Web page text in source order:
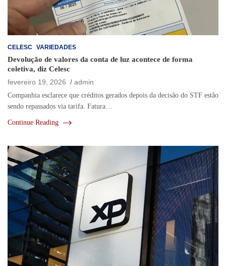
CELESC VARIEDADES
Devolução de valores da conta de luz acontece de forma
coletiva, diz Celesc
fevereiro 19, 2026
admin
Companhia esclarece que créditos gerados depois da decisão do STF estão
sendo repassados via tarifa. Fatura…
Continue Reading